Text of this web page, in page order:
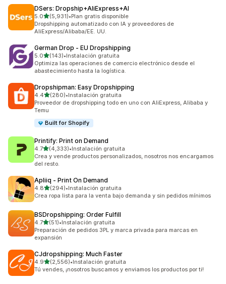
DSers: Dropship+AliExpress+AI
5.0de 5 estrellas
(5,931)
5931 reseñas en total
•Plan gratis disponible
Dropshipping automatizado con IA y proveedores de
AliExpress/Alibaba/EE. UU.
German Drop ‑ EU Dropshipping
5.0de 5 estrellas
(143)
143 reseñas en total
•Instalación gratuita
Optimiza las operaciones de comercio electrónico desde el
abastecimiento hasta la logística.
Dropshipman: Easy Dropshipping
4.4de 5 estrellas
(280)
280 reseñas en total
•Instalación gratuita
Proveedor de dropshipping todo en uno con AliExpress, Alibaba y
Temu
Built for Shopify
Printify: Print on Demand
4.7de 5 estrellas
(4,333)
4333 reseñas en total
•Instalación gratuita
Crea y vende productos personalizados, nosotros nos encargamos
del resto.
Apliiq ‑ Print On Demand
4.8de 5 estrellas
(294)
294 reseñas en total
•Instalación gratuita
Crea ropa lista para la venta bajo demanda y sin pedidos mínimos
BSDropshipping: Order Fulfill
4.7de 5 estrellas
(51)
51 reseñas en total
•Instalación gratuita
Preparación de pedidos 3PL y marca privada para marcas en
expansión
CJdropshipping: Much Faster
4.9de 5 estrellas
(2,556)
2556 reseñas en total
•Instalación gratuita
Tú vendes, ¡nosotros buscamos y enviamos los productos por ti!